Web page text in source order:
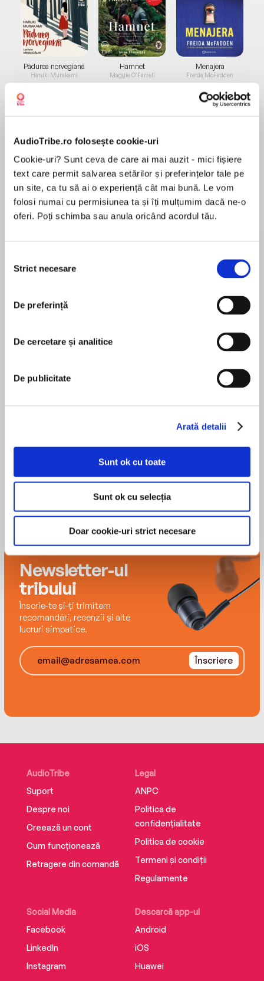
AudioTribe.ro folosește cookie-uri
Cookie-uri? Sunt ceva de care ai mai auzit - mici fișiere
text care permit salvarea setărilor și preferințelor tale pe
un site, ca tu să ai o experiență cât mai bună. Le vom
folosi numai cu permisiunea ta și îți mulțumim dacă ne-o
oferi. Poți schimba sau anula oricând acordul tău.
consimțământului
Strict necesare
De preferință
De cercetare și analitice
De publicitate
Arată detalii
Sunt ok cu toate
Sunt ok cu selecția
Doar cookie-uri strict necesare
Pădurea norvegiană
Haruki Murakami
Elita de Argint (Elita
de...
Dani Francis
Hamnet
Maggie O'Farrell
Diavolul se îmbracă de
la...
Lauren Weisberger
Menajera
Freida McFadden
Migdală
Sohn Won-pyung
În această colecţie sunt incluse 100 de titluri
opera marilor scriitori români. Textele sunt
recomandate spre lectură elevilor, conform
Editura Litera
MAI MULT
pentru această carte
Newsletter-ul
tribului
Înscrie-te și-ți trimitem
recomandări, recenzii și alte
lucruri simpatice.
Înscriere
AudioTribe
Suport
Despre noi
Creează un cont
Cum funcționează
Retragere din comandă
Social Media
Facebook
LinkedIn
Instagram
Descarcă app-ul
Android
iOS
Huawei
Legal
ANPC
Politica de
confidențialitate
Politica de cookie
Termeni și condiții
Regulamente